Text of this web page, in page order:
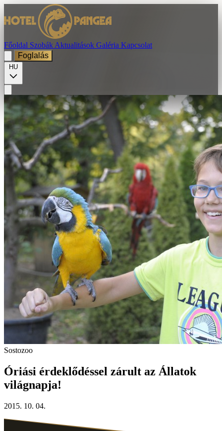
Főoldal Szobák Aktualitások Galéria Kapcsolat
Foglalás
HU
Sostozoo
Óriási érdeklődéssel zárult az Állatok
világnapja!
2015. 10. 04.